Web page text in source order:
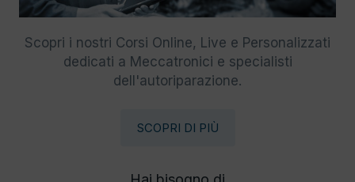
Scopri i nostri Corsi Online, Live e Personalizzati
dedicati a Meccatronici e specialisti
dell'autoriparazione.
SCOPRI DI PIÙ